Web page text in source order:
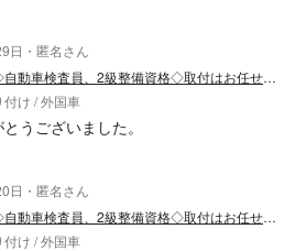
日・匿名さん
ネット購入品もお安く取付け◇自動車検査員、2級整備資格◇取付はお任せ下さい★
付け / 外国車
うございました。
日・匿名さん
ネット購入品もお安く取付け◇自動車検査員、2級整備資格◇取付はお任せ下さい★
付け / 外国車